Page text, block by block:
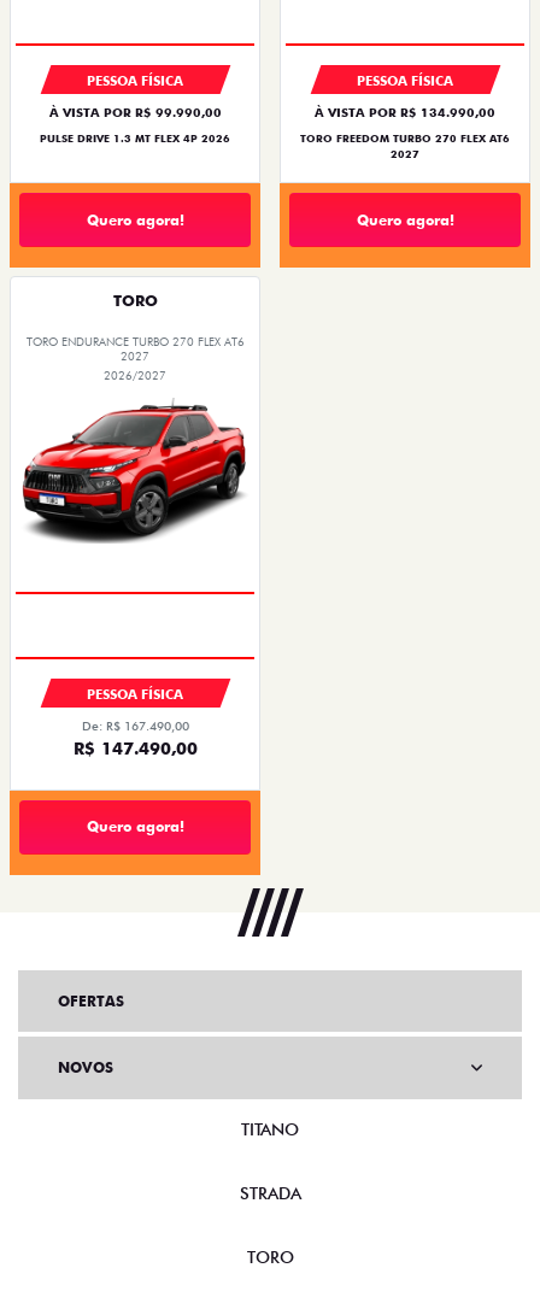
PESSOA FÍSICA
À VISTA POR R$ 99.990,00
PULSE DRIVE 1.3 MT FLEX 4P 2026
Quero agora!
PESSOA FÍSICA
À VISTA POR R$ 134.990,00
TORO FREEDOM TURBO 270 FLEX AT6
2027
Quero agora!
TORO
TORO ENDURANCE TURBO 270 FLEX AT6
2027
2026/2027
PESSOA FÍSICA
De: R$ 167.490,00
R$ 147.490,00
Quero agora!
OFERTAS
NOVOS
TITANO
STRADA
TORO